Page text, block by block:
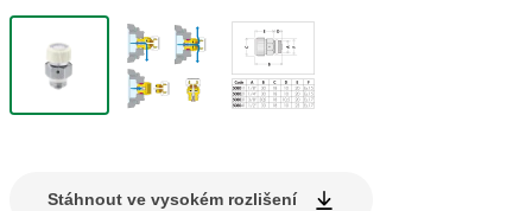
Stáhnout ve vysokém rozlišení